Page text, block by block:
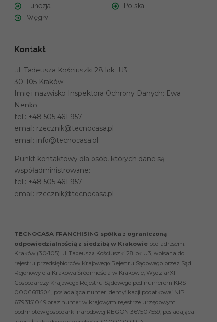
Tunezja
Węgry
Polska
Kontakt
ul. Tadeusza Kościuszki 28 lok. U3
30-105 Kraków
Imię i nazwisko Inspektora Ochrony Danych: Ewa
Nenko
tel.: +48 505 461 957
email: rzecznik@tecnocasa.pl
email: info@tecnocasa.pl
Punkt kontaktowy dla osób, których dane są
współadministrowane:
tel.: +48 505 461 957
email: rzecznik@tecnocasa.pl
TECNOCASA FRANCHISING spółka z ograniczoną
odpowiedzialnością z siedzibą w Krakowie pod adresem:
Kraków (30-105) ul. Tadeusza Kościuszki 28 lok U3, wpisana do
rejestru przedsiębiorców Krajowego Rejestru Sądowego przez Sąd
Rejonowy dla Krakowa Śródmieścia w Krakowie, Wydział XI
Gospodarczy Krajowego Rejestru Sądowego pod numerem KRS
0000681504, posiadająca numer identyfikacji podatkowej NIP
6793151049 oraz numer w krajowym rejestrze urzędowym
podmiotów gospodarki narodowej REGON 367507559, posiadająca